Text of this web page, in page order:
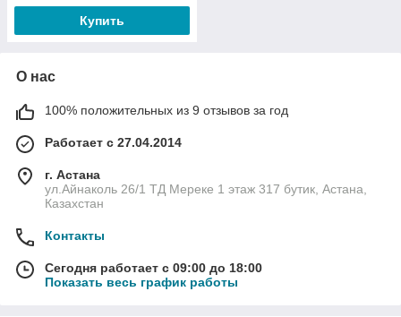
Купить
О нас
100% положительных из 9 отзывов за год
Работает с 27.04.2014
г. Астана
ул.Айнаколь 26/1 ТД Мереке 1 этаж 317 бутик, Астана,
Казахстан
Контакты
Сегодня работает с 09:00 до 18:00
Показать весь график работы